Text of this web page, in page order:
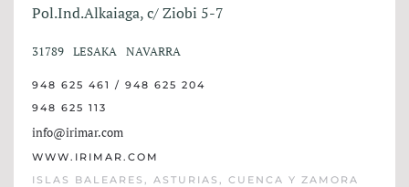
Pol.Ind.Alkaiaga, c/ Ziobi 5-7
31789 LESAKA NAVARRA
948 625 461 / 948 625 204
948 625 113
info@irimar.com
WWW.IRIMAR.COM
ISLAS BALEARES, ASTURIAS, CUENCA Y ZAMORA